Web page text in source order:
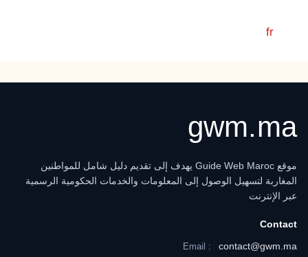
fr
gwm.ma
موقع Guide Web Maroc يهدف إلى تقديم دليل شامل للمواطنين
المغاربة لتسهيل الوصول إلى المعلومات والخدمات الحكومية الرسمية
عبر الإنترنت
Contact
Email : contact@gwm.ma